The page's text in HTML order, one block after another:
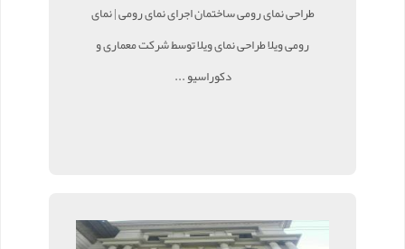
طراحی نمای رومی ساختمان اجرای نمای رومی | نمای
رومی ویلا طراحی نمای ویلا توسط شرکت معماری و
دکوراسیو ...